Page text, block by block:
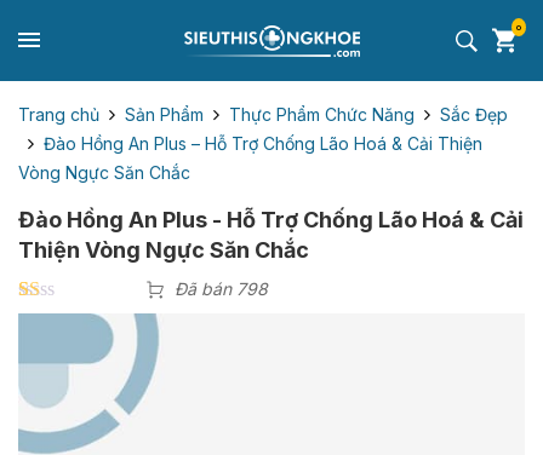
0
Trang chủ Sản Phẩm Thực Phẩm Chức Năng
Sắc Đẹp
Đào Hồng An Plus – Hỗ Trợ Chống Lão Hoá & Cải Thiện
Vòng Ngực Săn Chắc
Đào Hồng An Plus - Hỗ Trợ Chống Lão Hoá & Cải
Thiện Vòng Ngực Săn Chắc
1.00
trên
1
đánh
giá
Đã bán 798